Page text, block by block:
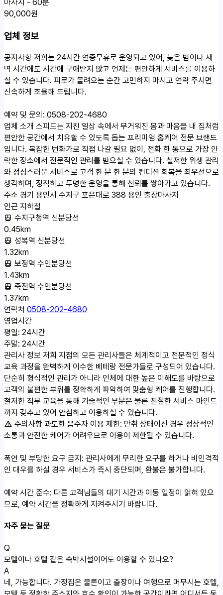
90,000원
업체 정보
공지사항저희는 24시간 연중무휴로 운영되고 있어, 늦은 밤이나 새
벽 시간에도 시간에 구애받지 않고 언제든 편안하게 서비스를 이용하
실 수 있습니다. 피로가 몰려오는 순간 고민하지 마시고 연락 주시면
신속하게 조율해 드립니다.
예약 및 문의: 0508-202-4680
업체 소개 스피드는 지친 일상 속에서 무거워진 몸과 마음을 내 집처럼
편안한 공간에서 치유할 수 있도록 돕는 프리미엄 홈케어 전문 브랜드
입니다. 복잡한 번화가로 직접 나갈 필요 없이, 전화 한 통으로 가장 안
락한 장소에서 전문적인 관리를 받으실 수 있습니다. 철저한 위생 관리
와 정성스러운 서비스로 고객 한 분 한 분의 컨디션 회복을 최우선으로
생각하며, 정직하고 투명한 운영을 통해 신뢰를 쌓아가고 있습니다.
주소 경기 용인시 수지구 포은대로 388 용인 출장마사지
인근 지하철
수지구청역 신분당선
0.45km
성복역 신분당선
1.32km
보정역 수인분당선
1.43km
죽전역 수인분당선
1.37km
연락처 0508-202-4680
영업시간
평일: 24시간
주말: 24시간
관리사 정보 저희 지점의 모든 관리사들은 체계적이고 전문적인 정식
교육 과정을 완벽하게 이수한 베테랑 전문가들로 구성되어 있습니다.
단순히 형식적인 관리가 아니라 인체에 대한 높은 이해도를 바탕으로
고객의 불편한 부위를 정확하게 파악하여 맞춤형 케어를 진행합니다.
철저한 직무 교육을 통해 기술적인 부분은 물론 친절한 서비스 마인드
까지 갖추고 있어 안심하고 이용하실 수 있습니다.
주의사항 과도한 음주자 이용 제한: 만취 상태이신 경우 정상적인
소통과 안전한 케어가 어려우므로 이용이 제한될 수 있습니다.
폭언 및 부당한 요구 금지: 관리사에게 무리한 요구를 하거나 비인격적
인 대우를 하실 경우 서비스가 즉시 중단되며, 환불은 불가합니다.
예약 시간 준수: 다른 고객님들의 대기 시간과 이동 일정이 얽혀 있으
므로, 예약 시간을 정확하게 지켜주시기 바랍니다.
자주 묻는 질문
Q
모텔이나 호텔 같은 숙박시설이어도 이용할 수 있나요?
A
네, 가능합니다. 가정집은 물론이고 출장이나 여행으로 머무시는 호텔,